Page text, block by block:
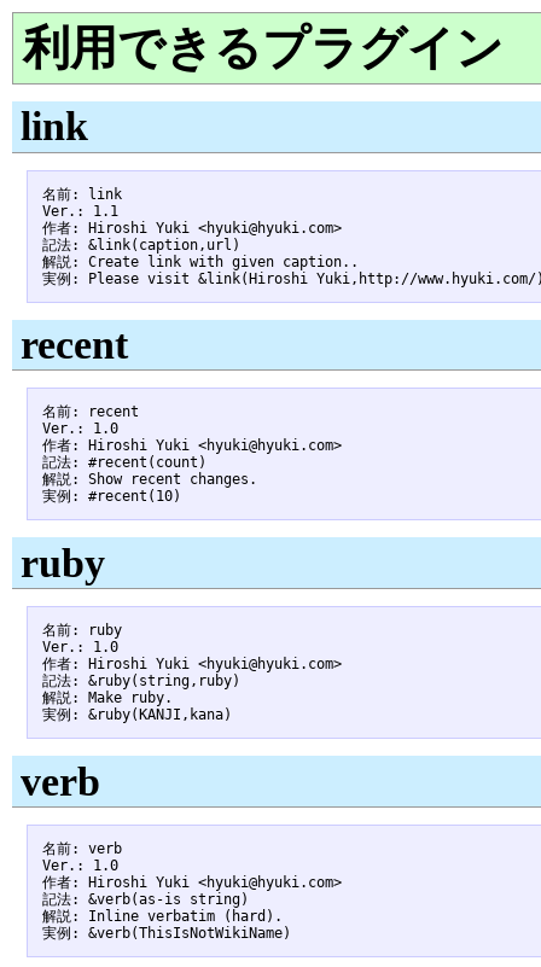
利用できるプラグイン
link
名前: link
Ver.: 1.1
作者: Hiroshi Yuki <hyuki@hyuki.com>
記法: &link(caption,url)
解説: Create link with given caption..
recent
名前: recent
Ver.: 1.0
作者: Hiroshi Yuki <hyuki@hyuki.com>
記法: #recent(count)
解説: Show recent changes.
ruby
名前: ruby
Ver.: 1.0
作者: Hiroshi Yuki <hyuki@hyuki.com>
記法: &ruby(string,ruby)
解説: Make ruby.
verb
名前: verb
Ver.: 1.0
作者: Hiroshi Yuki <hyuki@hyuki.com>
記法: &verb(as-is string)
解説: Inline verbatim (hard).